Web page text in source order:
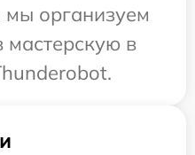
организуем
мастерскую в